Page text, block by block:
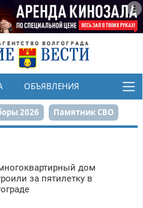
ОБЪЯВЛЕНИЯ
2026 Памятник СВО
Реконструкция ЦПКиО
Парк Героев-летчиков
дом
за пятилетку в